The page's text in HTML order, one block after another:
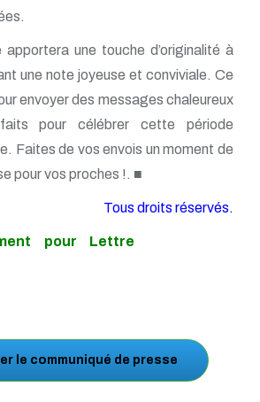
apportera une touche d’originalité à
une note joyeuse et conviviale. Ce
envoyer des messages chaleureux
pour célébrer cette période
Faites de vos envois un moment de
pour vos proches !. ■
Tous droits réservés.
pour Lettre
le communiqué de presse